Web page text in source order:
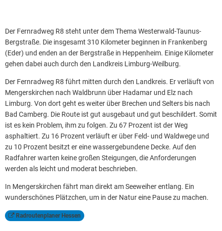
Der Fernradweg R8 steht unter dem Thema Westerwald-Taunus-
Bergstraße. Die insgesamt 310 Kilometer beginnen in Frankenberg
(Eder) und enden an der Bergstraße in Heppenheim. Einige Kilometer
gehen dabei auch durch den Landkreis Limburg-Weilburg.
Der Fernradweg R8 führt mitten durch den Landkreis. Er verläuft von
Mengerskirchen nach Waldbrunn über Hadamar und Elz nach
Limburg. Von dort geht es weiter über Brechen und Selters bis nach
Bad Camberg. Die Route ist gut ausgebaut und gut beschildert. Somit
ist es kein Problem, ihm zu folgen. Zu 67 Prozent ist der Weg
asphaltiert. Zu 16 Prozent verläuft er über Feld- und Waldwege und
zu 10 Prozent besitzt er eine wassergebundene Decke. Auf den
Radfahrer warten keine großen Steigungen, die Anforderungen
werden als leicht und moderat beschrieben.
In Mengerskirchen fährt man direkt am Seeweiher entlang. Ein
wunderschönes Plätzchen, um in der Natur eine Pause zu machen.
Radroutenplaner Hessen